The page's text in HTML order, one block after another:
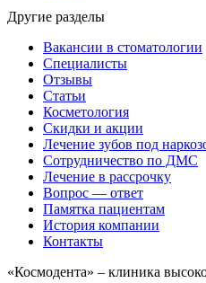
Другие разделы
Вакансии в стоматологии
Специалисты
Отзывы
Статьи
Косметология
Скидки и акции
Лечение зубов под
Сотрудничество по ДМС
Лечение в рассрочку
Вопрос — ответ
Памятка пациентам
История компании
Контакты
«Космодента» – клиника